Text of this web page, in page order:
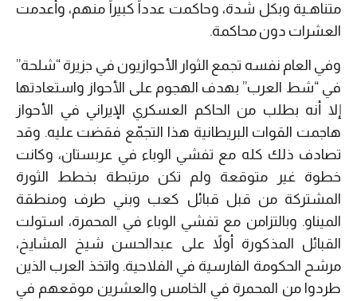
متناهـية وبكل شدة، وحاكمت عدداً كبيراً منهم، وأعدمت
العشرات دون محاكمة.
وفي العام نفسه تجمع الثوار الأحوازيون في جزيرة “شلحة”
في “شط العرب” بهدف الهجوم على الأحواز واستعادتها
إلا أنه بطلب من الحاكم العسكري الإيراني في الأحواز
هاجمت القوات البريطانية هذا التجمّع فقضت عليه. وقد
تصادف ذلك كله مع تفشي الوباء في عربستان، وكانت
خطوة غير متوقعة ولم تكن مرتبطة بخطط الثورة
المشتركة من قبل قبائل كعب وبني طرف ومنطقة
الميناو. وبالتزامن مع تفشي الوباء في المحمرة، استولت
القبائل المذكورة أولاً على عبدالحسن شيخ المشايخ،
مرشح الحكومة الفارسية في الفلاحية. واتخذ العرب الذين
طردوا من المحمرة في الخامس والعشرين موقعهم في